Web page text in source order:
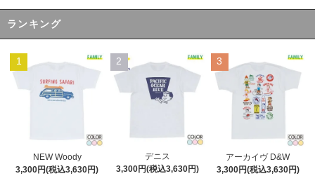
ランキング
1
NEW Woody
3,300円(税込3,630円)
2
デニス
3,300円(税込3,630円)
3
アーカイヴ D&W
3,300円(税込3,630円)